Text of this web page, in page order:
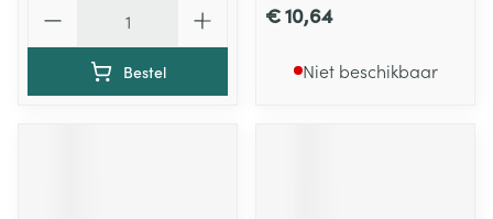
Bestel
€ 10,64
Niet beschikbaar